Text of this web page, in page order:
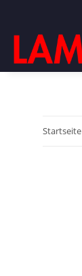
Startseite